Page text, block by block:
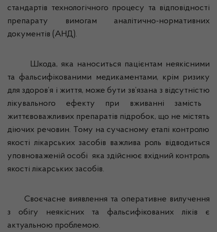
стандартів технологічного процесу та відповідності
препарату вимогам аналітично-нормативних
документів (АНД).
Шкода, яка наноситься пацiєнтам неякісними
та фальсифiкованими медикаментами, крiм ризику
для здоров’я i життя, може бути зв’язана з вiдсутнiстю
лiкувального ефекту при вживаннi замiсть
життєвоважливих препаратiв пiдробок, що не мiстять
дiючих речовин. Тому на сучасному етапі контролю
якості лікарських засобів важлива роль відводиться
уповноваженій особі
яка здійснює вхідний контроль
якості лікарських засобів.
Своєчасне виявлення та оперативне вилучення
з обігу неякісних та фальсифікованих ліків є
актуальною проблемою.